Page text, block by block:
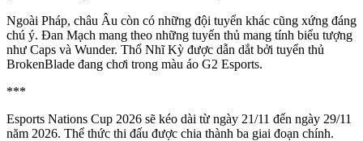
Ngoài Pháp, châu Âu còn có những đội tuyển khác cũng xứng đáng
chú ý. Đan Mạch mang theo những tuyển thủ mang tính biểu tượng
như Caps và Wunder. Thổ Nhĩ Kỳ được dẫn dắt bởi tuyển thủ
BrokenBlade đang chơi trong màu áo G2 Esports.
***
Esports Nations Cup 2026 sẽ kéo dài từ ngày 21/11 đến ngày 29/11
năm 2026. Thể thức thi đấu được chia thành ba giai đoạn chính.